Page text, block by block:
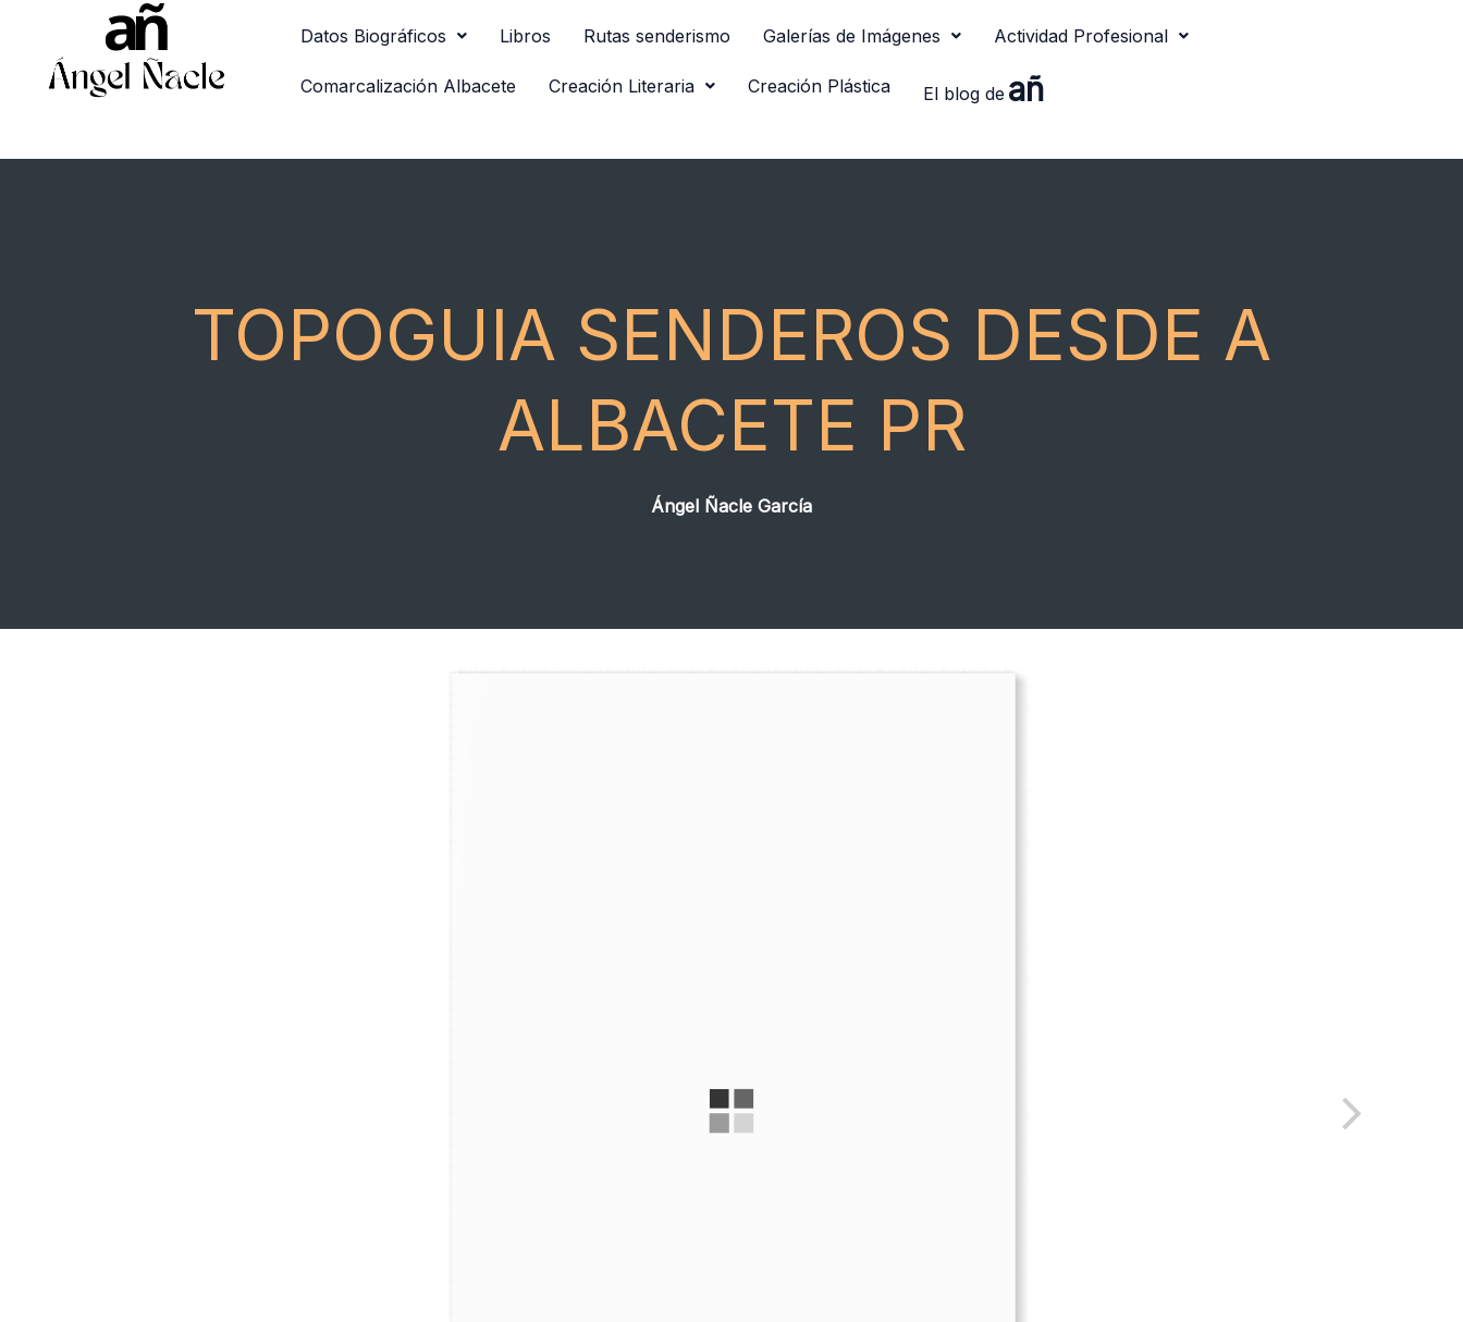
contenido
Datos Biográficos Libros Rutas senderismo Galerías de Imágenes Actividad Profesional
Comarcalización Albacete Creación Literaria Creación Plástica El blog de añ
TOPOGUIA SENDEROS DESDE A
ALBACETE PR
Ángel Ñacle García